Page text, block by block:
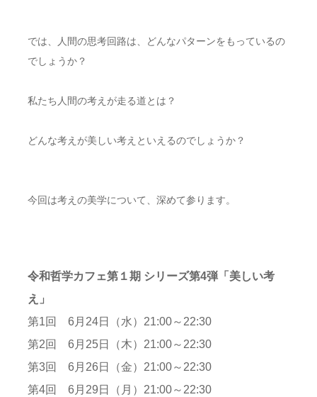
では、人間の思考回路は、どんなパターンをもっているの
でしょうか？
私たち人間の考えが走る道とは？
どんな考えが美しい考えといえるのでしょうか？
今回は考えの美学について、深めて参ります。
令和哲学カフェ第１期 シリーズ第4弾「美しい考
え」
第1回 6月24日（水）21:00～22:30
第2回 6月25日（木）21:00～22:30
第3回 6月26日（金）21:00～22:30
第4回 6月29日（月）21:00～22:30